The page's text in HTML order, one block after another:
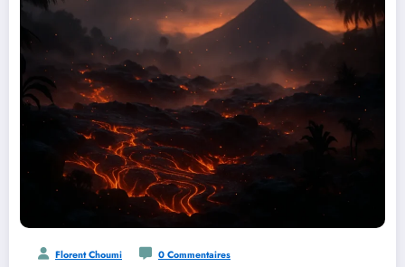
Florent Choumi 0 Commentaires